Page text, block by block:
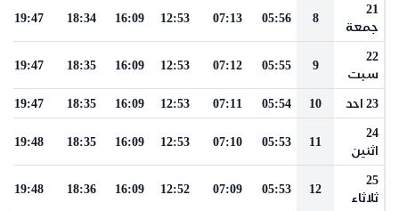
21
جمعة
8
05:56
07:13
12:53
16:09
18:34
19:47
22
سبت
9
05:55
07:12
12:53
16:09
18:35
19:47
23 احد 10
05:54
07:11
12:53
16:09
18:35
19:47
24
اثنين
11
05:53
07:10
12:53
16:09
18:35
19:48
25
ثلاثاء
12
05:53
07:09
12:52
16:09
18:36
19:48